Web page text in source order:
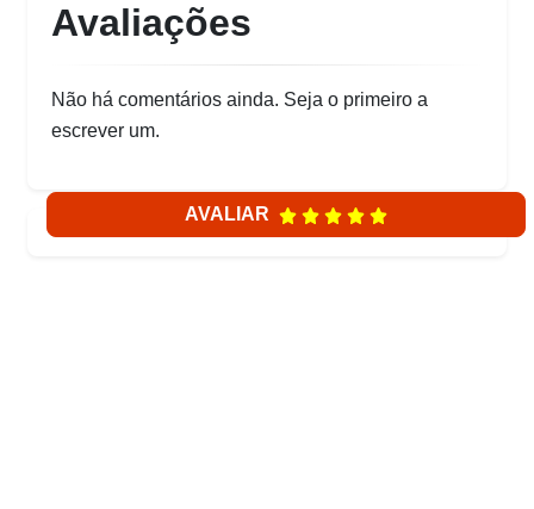
Avaliações
Não há comentários ainda. Seja o primeiro a
escrever um.
AVALIAR